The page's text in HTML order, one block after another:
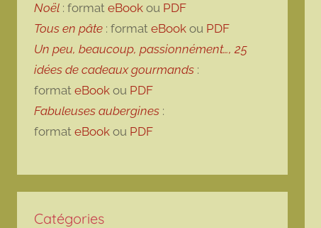
Noël : format eBook ou PDF
Tous en pâte : format eBook ou PDF
Un peu, beaucoup, passionnément…, 25
idées de cadeaux gourmands :
format eBook ou PDF
Fabuleuses aubergines :
format eBook ou PDF
Catégories